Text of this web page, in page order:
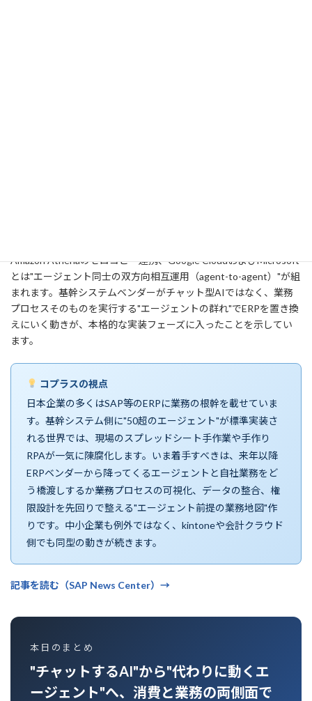
Amazon Athenaのゼロコピー連携、Google CloudおよびMicrosoft
とは"エージェント同士の双方向相互運用（agent-to-agent）"が組
まれます。基幹システムベンダーがチャット型AIではなく、業務
プロセスそのものを実行する"エージェントの群れ"でERPを置き換
えにいく動きが、本格的な実装フェーズに入ったことを示してい
ます。
コプラスの視点
日本企業の多くはSAP等のERPに業務の根幹を載せていま
す。基幹システム側に"50超のエージェント"が標準実装さ
れる世界では、現場のスプレッドシート手作業や手作り
RPAが一気に陳腐化します。いま着手すべきは、来年以降
ERPベンダーから降ってくるエージェントと自社業務をど
う橋渡しするか――業務プロセスの可視化、データの整合、権
限設計を先回りで整える"エージェント前提の業務地図"作
りです。中小企業も例外ではなく、kintoneや会計クラウド
側でも同型の動きが続きます。
記事を読む（SAP News Center）→
本日のまとめ
"チャットするAI"から"代わりに動くエ
ージェント"へ、消費と業務の両側面で